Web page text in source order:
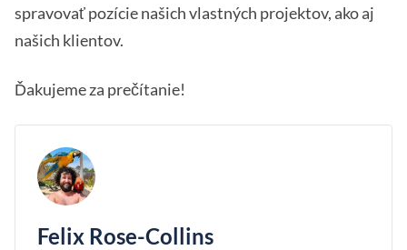
spravovať pozície našich vlastných projektov, ako aj
našich klientov.
Ďakujeme za prečítanie!
Felix Rose-Collins